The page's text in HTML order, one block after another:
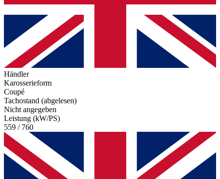
Händler
Karosserieform
Coupé
Tachostand (abgelesen)
Nicht angegeben
Leistung (kW/PS)
559 / 760